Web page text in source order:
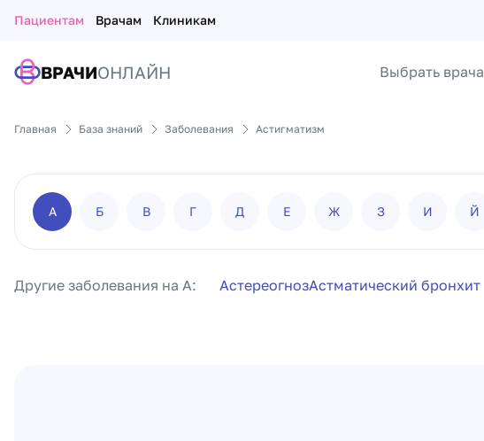
Пациентам Врачам Клиникам
ВРАЧИОНЛАЙН Выбрать врача
Главная База знаний Заболевания Астигматизм
А Б В Г Д Е Ж З И Й
Другие заболевания на А: АстереогнозАстматический бронхит